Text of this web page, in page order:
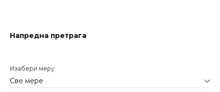
Напредна претрага
Изабери меру